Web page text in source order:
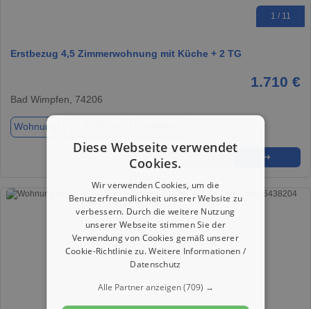
1 / 11
Erstbezug 4,5 Zimmerwohnung mit Küche + 2 TG
1.710 €
Bad Wimpfen, 74206
Wohnung
➜
Diese Webseite verwendet
Cookies.
Wir verwenden Cookies, um die
Benutzerfreundlichkeit unserer Website zu
verbessern. Durch die weitere Nutzung
unserer Webseite stimmen Sie der
Verwendung von Cookies gemäß unserer
Cookie-Richtlinie zu.Weitere Informationen /
Datenschutz
Alle Partner anzeigen(709) →